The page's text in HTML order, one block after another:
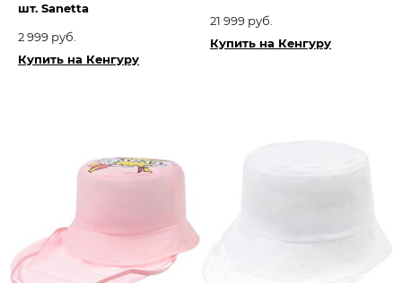
шт. Sanetta
2 999 руб.
Купить на Кенгуру
21 999 руб.
Купить на Кенгуру